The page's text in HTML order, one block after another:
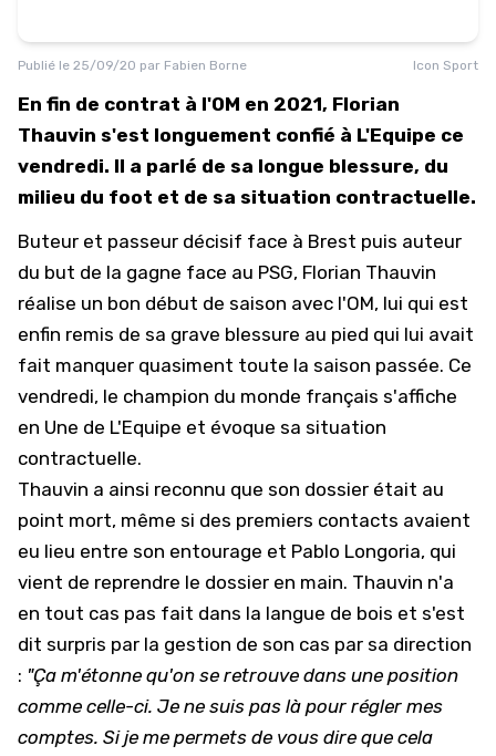
Publié le 25/09/20 par Fabien Borne Icon Sport
En fin de contrat à l'OM en 2021, Florian
Thauvin s'est longuement confié à L'Equipe ce
vendredi. Il a parlé de sa longue blessure, du
milieu du foot et de sa situation contractuelle.
Buteur et passeur décisif face à Brest puis auteur
du but de la gagne face au PSG, Florian Thauvin
réalise un bon début de saison avec l'OM, lui qui est
enfin remis de sa grave blessure au pied qui lui avait
fait manquer quasiment toute la saison passée. Ce
vendredi, le champion du monde français s'affiche
en Une de L'Equipe et évoque sa situation
contractuelle.
Thauvin a ainsi reconnu que son dossier était au
point mort, même si des premiers contacts avaient
eu lieu entre son entourage et Pablo Longoria, qui
vient de reprendre le dossier en main. Thauvin n'a
en tout cas pas fait dans la langue de bois et s'est
dit surpris par la gestion de son cas par sa direction
: "Ça m'étonne qu'on se retrouve dans une position
comme celle-ci. Je ne suis pas là pour régler mes
comptes. Si je me permets de vous dire que cela